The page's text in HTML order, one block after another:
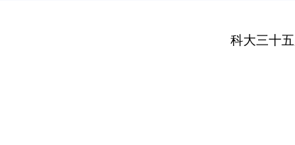
科大三十